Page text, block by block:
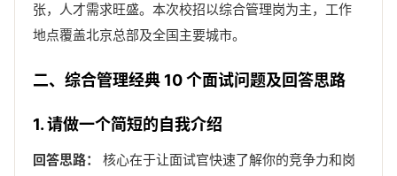
张，人才需求旺盛。本次校招以综合管理岗为主，工作
地点覆盖北京总部及全国主要城市。
二、综合管理经典 10 个面试问题及回答思路
1. 请做一个简短的自我介绍
回答思路：
核心在于让面试官快速了解你的竞争力和岗